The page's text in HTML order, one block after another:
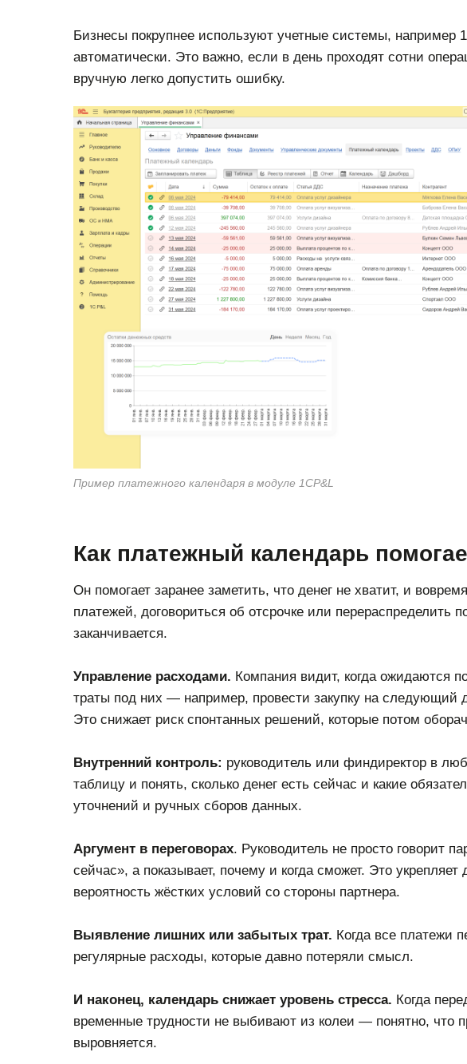
Бизнесы покрупнее используют учетные системы, например
автоматически. Это важно, если в день проходят сотни
вручную легко допустить ошибку.
Пример платежного календаря в модуле 1CP&L
Как платежный календарь
Он помогает заранее заметить, что денег не хватит, и
платежей, договориться об отсрочке или перераспределить
заканчивается.
Управление расходами. Компания видит, когда ожидаются
траты под них — например, провести закупку на следующий
Это снижает риск спонтанных решений, которые потом
Внутренний контроль: руководитель или финдиректор в
таблицу и понять, сколько денег есть сейчас и какие
уточнений и ручных сборов данных.
Аргумент в переговорах. Руководитель не просто говорит
сейчас», а показывает, почему и когда сможет. Это
вероятность жёстких условий со стороны партнера.
Выявление лишних или забытых трат. Когда все платежи
регулярные расходы, которые давно потеряли смысл.
И наконец, календарь снижает уровень стресса. Когда
временные трудности не выбивают из колеи — понятно, что
выровняется.